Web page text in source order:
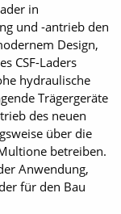
in
und -antrieb den
Design,
CSF-Laders
hydraulische
Trägergeräte
des neuen
über die
betreiben.
Anwendung,
für den Bau